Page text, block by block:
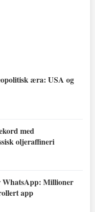
æra: USA og
med
oljeraffineri
WhatsApp: Millioner
app